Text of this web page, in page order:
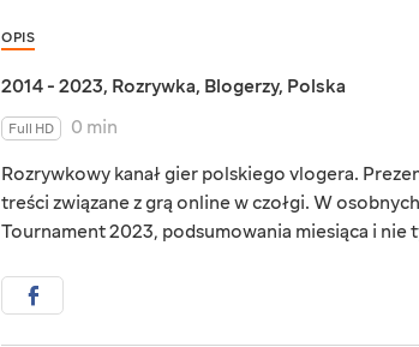
OPIS
2014 - 2023, Rozrywka, Blogerzy, Polska
Full HD
0 min
Rozrywkowy kanał gier polskiego vlogera.
treści związane z grą online w czołgi. W
Tournament 2023, podsumowania miesiąca i nie